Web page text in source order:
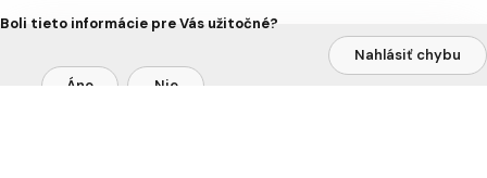
Boli tieto informácie pre Vás užitočné?
Áno Nie
Nahlásiť chybu